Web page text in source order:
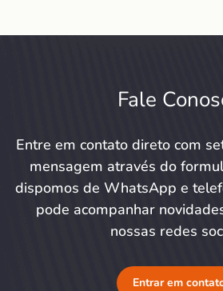
Fale
Entre em contato direto com
mensagem através do
dispomos de WhatsApp e
pode acompanhar
nossas redes
Entrar em